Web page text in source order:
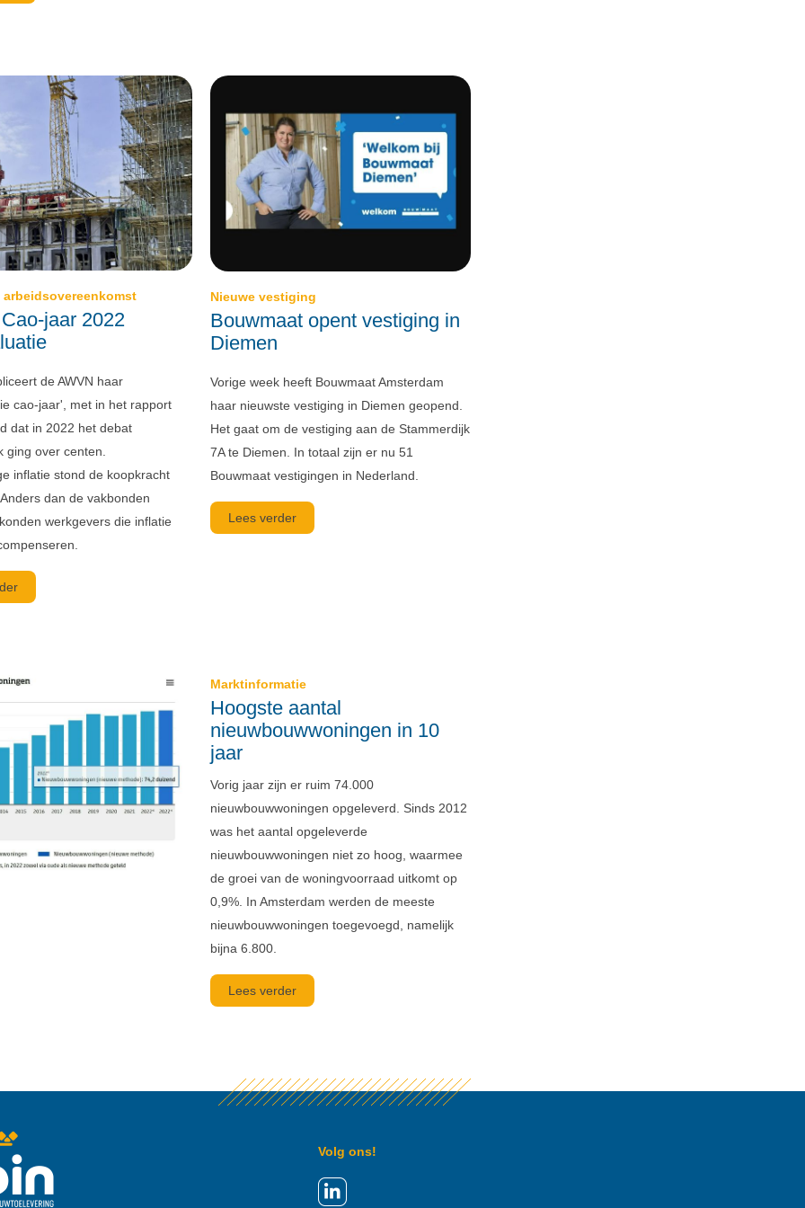
jaar 2022
de AWVN haar
cao-jaar', met in het rapport
dat in 2022 het debat
ging over centen.
inflatie stond de koopkracht
dan de vakbonden
werkgevers die inflatie
Nieuwe vestiging
Bouwmaat opent vestiging in
Diemen
Vorige week heeft Bouwmaat Amsterdam
haar nieuwste vestiging in Diemen geopend.
Het gaat om de vestiging aan de Stammerdijk
7A te Diemen. In totaal zijn er nu 51
Bouwmaat vestigingen in Nederland.
Lees verder
Marktinformatie
Hoogste aantal
nieuwbouwwoningen in 10
jaar
Vorig jaar zijn er ruim 74.000
nieuwbouwwoningen opgeleverd. Sinds 2012
was het aantal opgeleverde
nieuwbouwwoningen niet zo hoog, waarmee
de groei van de woningvoorraad uitkomt op
0,9%. In Amsterdam werden de meeste
nieuwbouwwoningen toegevoegd, namelijk
bijna 6.800.
Lees verder
Volg ons!